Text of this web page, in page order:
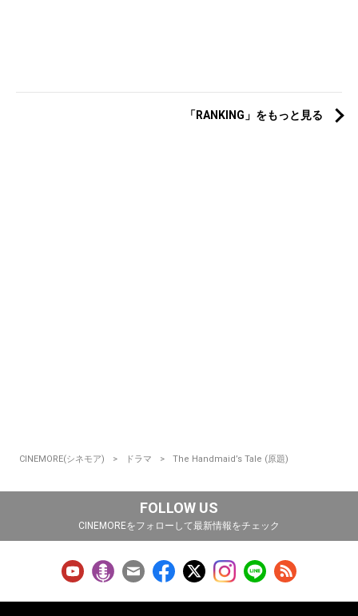
「RANKING」をもっと見る
CINEMORE(シネモア) ドラマ The Handmaid’s Tale (原題)
FOLLOW US
CINEMOREをフォローして最新情報をチェック